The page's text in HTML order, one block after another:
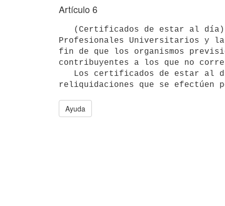
Artículo 6
Profesionales Universitarios y la
fin de que los organismos
contribuyentes a los que no
Ayuda